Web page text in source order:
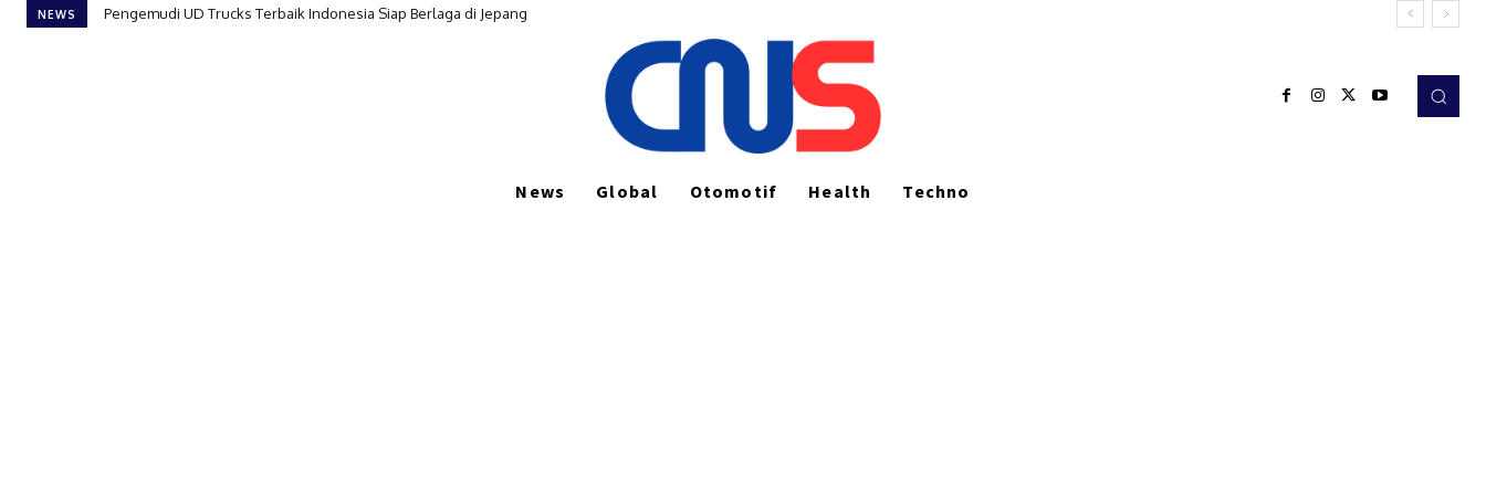
NEWS Pengemudi UD Trucks Terbaik Indonesia Siap Berlaga di Jepang
News Global Otomotif Health Techno